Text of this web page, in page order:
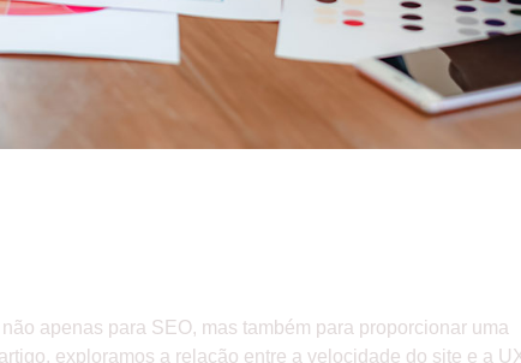
apenas para SEO, mas também para proporcionar uma
exploramos a relação entre a velocidade do site e a